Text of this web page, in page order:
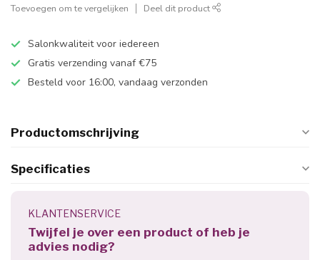
Toevoegen om te vergelijken Deel dit product
Salonkwaliteit voor iedereen
Gratis verzending vanaf €75
Besteld voor 16:00, vandaag verzonden
Productomschrijving
Specificaties
KLANTENSERVICE
Twijfel je over een product of heb je
advies nodig?